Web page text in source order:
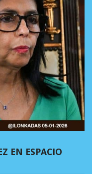
EN ESPACIO